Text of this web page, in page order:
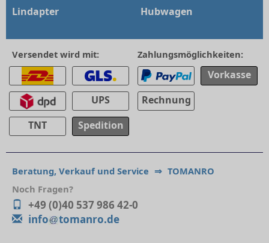
Lindapter
Hubwagen
Versendet wird mit:
UPS
TNT
Spedition
Zahlungsmöglichkeiten:
Vorkasse
Rechnung
Beratung, Verkauf und Service ⇒ TOMANRO
Noch Fragen?
+49 (0)40 537 986 42-0
info
tomanro.de